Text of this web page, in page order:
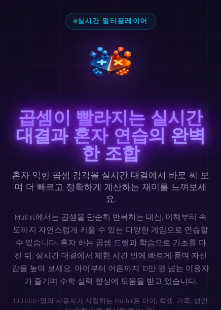
실시간 멀티플레이어
곱셈이 빨라지는 실시간
대결과 혼자 연습의 완벽
한 조합
혼자 익힌 곱셈 감각을 실시간 대결에서 바로 써 보
며 더 빠르고 정확하게 계산하는 재미를 느껴보세
요.
MathIt에서는 곱셈을 단순히 반복하는 대신, 이해부터 속
도까지 자연스럽게 키울 수 있는 다양한 게임으로 연습할
수 있습니다. 혼자 하는 곱셈 드릴과 학습으로 기초를 다
진 뒤, 실시간 대결에서 제한 시간 안에 빠르게 풀며 자신
감을 높여 보세요. 아이부터 어른까지 10만 명 넘는 이용자
가 즐기며 수학 실력 향상에 도움을 받고 있습니다.
100,000+명의 사용자가 사랑하는 MathIt은 아이, 학생, 가족, 성인